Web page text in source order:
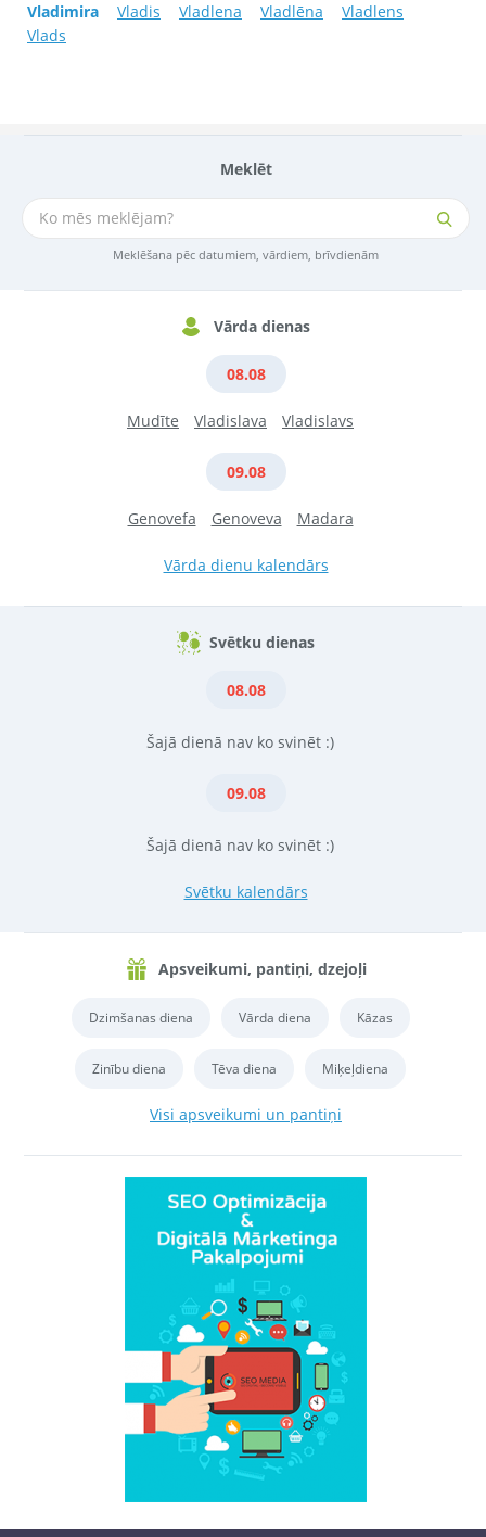
Meklēt
Meklēšana pēc datumiem, vārdiem, brīvdienām
Vārda dienas
08.08
Mudīte Vladislava Vladislavs
09.08
Genovefa Genoveva Madara
Vārda dienu kalendārs
Svētku dienas
08.08
Šajā dienā nav ko svinēt :)
09.08
Šajā dienā nav ko svinēt :)
Svētku kalendārs
Apsveikumi, pantiņi, dzejoļi
Dzimšanas diena Vārda diena Kāzas
Zinību diena Tēva diena Miķeļdiena
Visi apsveikumi un pantiņi
Vladimira
Vladis Vladlena Vladlēna
Vladlens
Vlads